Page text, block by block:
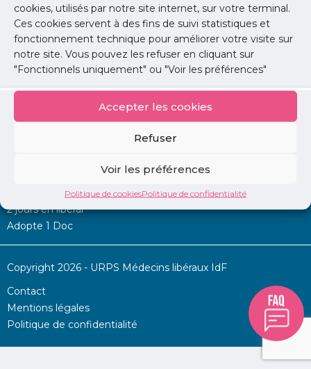
cookies, utilisés par notre site internet, sur votre terminal.
Ces cookies servent à des fins de suivi statistiques et
fonctionnement technique pour améliorer votre visite sur
notre site. Vous pouvez les refuser en cliquant sur
"Fonctionnels uniquement" ou "Voir les préférences"
Accepter les cookies
Refuser
Voir les préférences
Politique de cookiesPolitique de confidentialité
Permanence d’aide à l’installation
2 jours en libéral
Adopte 1 Doc
Copyright 2026 - URPS Médecins libéraux IdF
Contact
Mentions légales
Politique de confidentialité